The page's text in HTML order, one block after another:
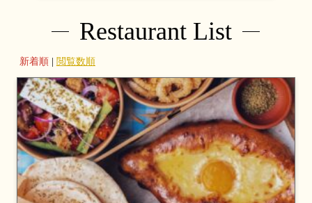
Restaurant List
新着順 閲覧数順